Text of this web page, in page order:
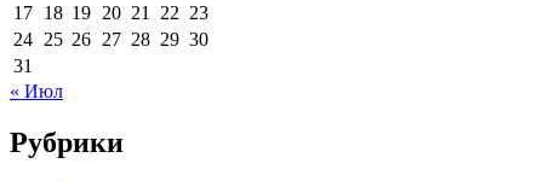
17 18 19 20 21 22 23
24 25 26 27 28 29 30
31
« Июл
Рубрики